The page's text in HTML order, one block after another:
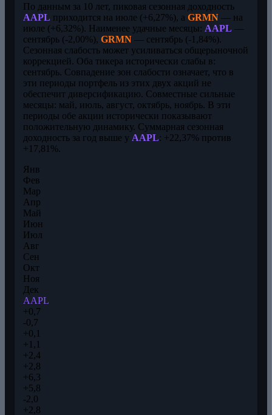
По данным за 10 лет, пиковая сезонная доходность
AAPL приходится на июле (+6,27%), а GRMN — на
июле (+6,32%). Наименее удачные месяцы: AAPL —
сентябрь (-2,00%), GRMN — сентябрь (-1,84%).
Сезонная слабость может усиливаться общерыночной
коррекцией. Оба тикера исторически слабы в:
сентябрь. Совпадение зон слабости означает, что в
эти периоды портфель из этих двух акций не
обеспечит диверсификацию. Совместные сильные
месяцы: май, июль, август, октябрь, ноябрь. В эти
периоды обе акции исторически показывают
положительную динамику. Суммарная сезонная
доходность за год выше у AAPL: +22,37% против
+17,81%.
Янв
Фев
Мар
Апр
Май
Июн
Июл
Авг
Сен
Окт
Ноя
Дек
AAPL
+0,7
-0,7
+0,1
+1,1
+2,4
+2,8
+6,3
+5,8
-2,0
+2,8